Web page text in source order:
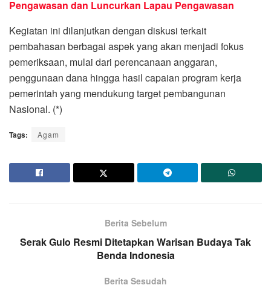
Pengawasan dan Luncurkan Lapau Pengawasan
Kegiatan ini dilanjutkan dengan diskusi terkait
pembahasan berbagai aspek yang akan menjadi fokus
pemeriksaan, mulai dari perencanaan anggaran,
penggunaan dana hingga hasil capaian program kerja
pemerintah yang mendukung target pembangunan
Nasional. (*)
Tags: Agam
Berita Sebelum
Serak Gulo Resmi Ditetapkan Warisan Budaya Tak
Benda Indonesia
Berita Sesudah